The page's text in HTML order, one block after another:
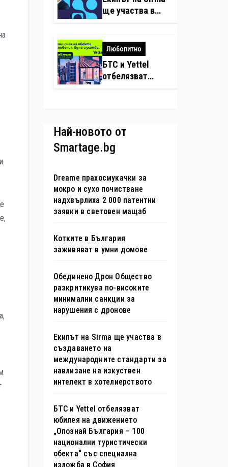
нарушения с
дронове
ще участва в
създаването на
стандарти за
навлизане на
изкуствен
интелект в
Любопитно
БТС и Yettel
отбелязват
национални
туристически
изложба в София
Най-новото от
Smartage.bg
Dreame прахосмукачки за
мокро и сухо почистване
надхвърлиха 2 000 патентни
заявки в световен мащаб
Котките в България
заживяват в умни домове
Обединено Дрон Общество
разкритикува по-високите
минимални санкции за
нарушения с дронове
Екипът на Sirma ще участва в
създаването на
международните стандарти за
навлизане на изкуствен
интелект в хотелиерството
БТС и Yettel отбелязват
юбилея на движението
„Опознай България – 100
национални туристически
обекта“ със специална
изложба в София